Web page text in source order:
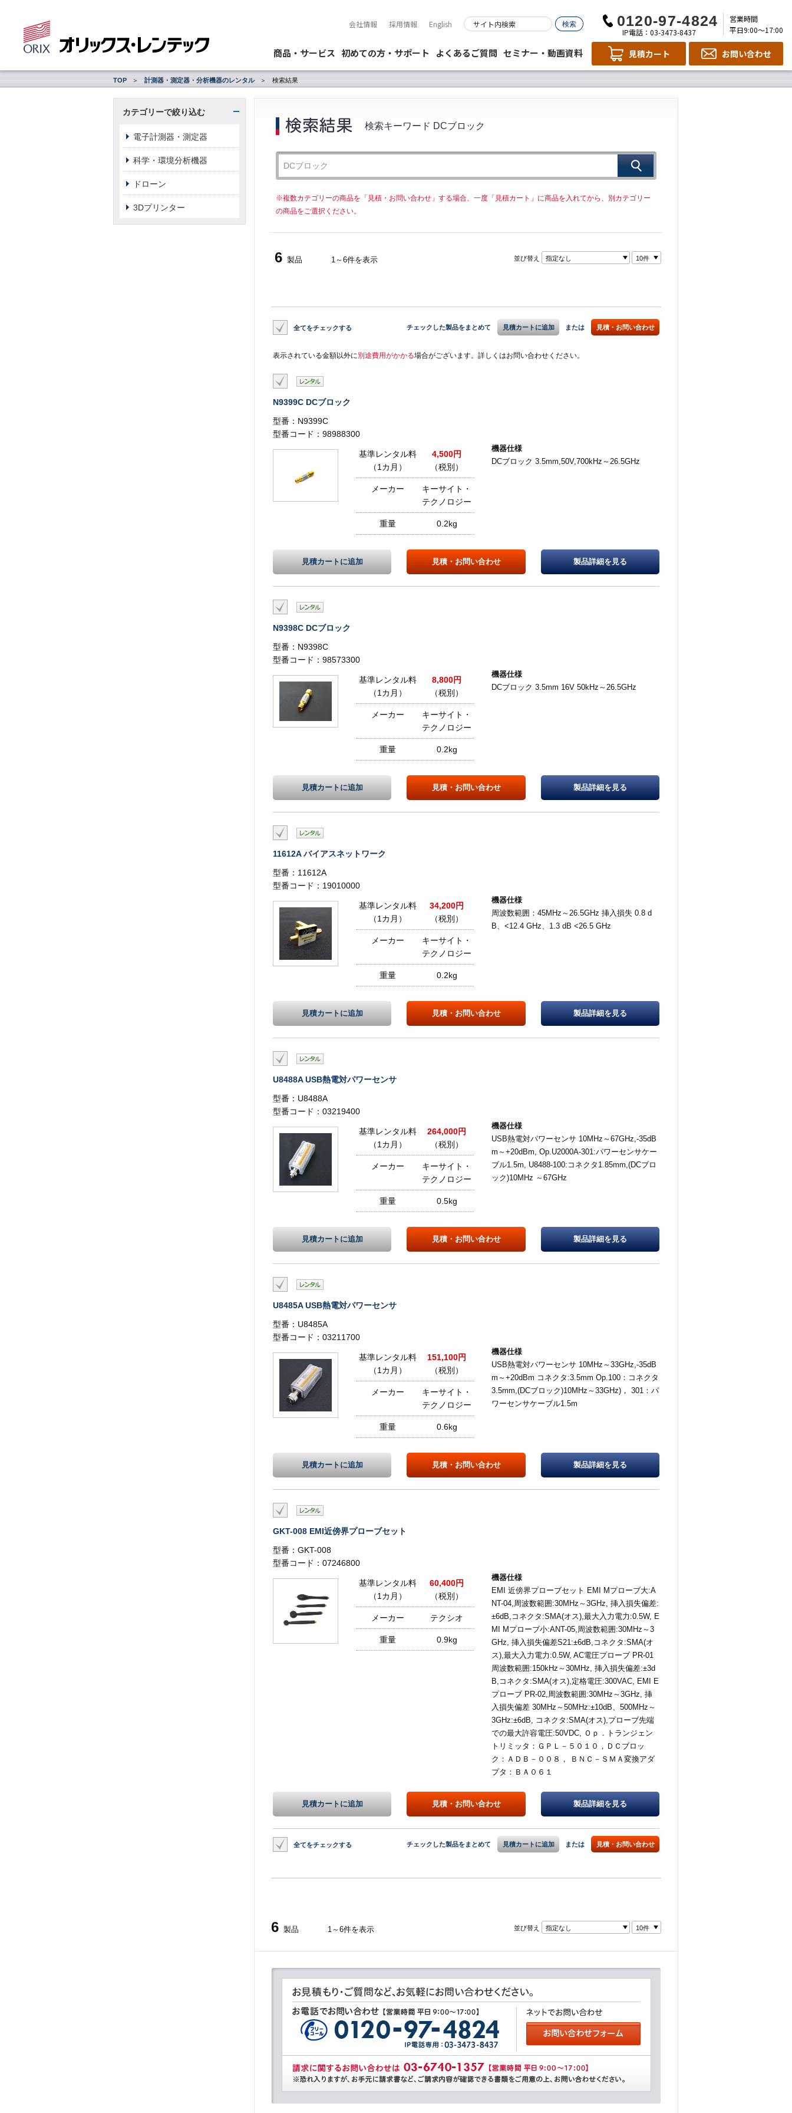
会社情報 採用情報 English
IP電話：03-3473-8437
営業時間
平日9:00～17:00
商品・サービス 初めての方・サポート よくあるご質問 セミナー・動画資料 見積カート お問い合わせ
TOP 計測器・測定器・分析機器のレンタル 検索結果
検索キーワード DCブロック
※複数カテゴリーの商品を「見積・お問い合わせ」する場合、一度「見積カート」に商品を入れてから、別カテゴリー
の商品をご選択ください。
6 製品 1～6件を表示 並び替え 指定なし 10件
全てをチェックする チェックした製品をまとめて 見積カートに追加 または 見積・お問い合わせ
表示されている金額以外に別途費用がかかる場合がございます。詳しくはお問い合わせください。
N9399C DCブロック
型番：N9399C
型番コード：98988300
基準レンタル料
（1カ月）
4,500円
（税別）
メーカー
キーサイト・
テクノロジー
重量 0.2kg
機器仕様
DCブロック 3.5mm,50V,700kHz～26.5GHz
見積カートに追加 見積・ お問い合わせ 製品詳細を見る
N9398C DCブロック
型番：N9398C
型番コード：98573300
基準レンタル料
（1カ月）
8,800円
（税別）
メーカー
キーサイト・
テクノロジー
重量 0.2kg
機器仕様
DCブロック 3.5mm 16V 50kHz～26.5GHz
見積カートに追加 見積・ お問い合わせ 製品詳細を見る
11612A バイアスネットワーク
型番：11612A
型番コード：19010000
基準レンタル料
（1カ月）
34,200円
（税別）
メーカー
キーサイト・
テクノロジー
重量 0.2kg
機器仕様
周波数範囲：45MHz～26.5GHz 挿入損失 0.8 d
B、<12.4 GHz、1.3 dB <26.5 GHz
見積カートに追加 見積・ お問い合わせ 製品詳細を見る
U8488A USB熱電対パワーセンサ
型番：U8488A
型番コード：03219400
基準レンタル料
（1カ月）
264,000円
（税別）
メーカー
キーサイト・
テクノロジー
重量 0.5kg
機器仕様
USB熱電対パワーセンサ 10MHz～67GHz,-35dB
m～+20dBm, Op.U2000A-301:パワーセンサケー
ブル1.5m, U8488-100:コネクタ1.85mm,(DCブロ
ック)10MHz ～67GHz
見積カートに追加 見積・ お問い合わせ 製品詳細を見る
U8485A USB熱電対パワーセンサ
型番：U8485A
型番コード：03211700
基準レンタル料
（1カ月）
151,100円
（税別）
メーカー
キーサイト・
テクノロジー
重量 0.6kg
機器仕様
USB熱電対パワーセンサ 10MHz～33GHz,-35dB
m～+20dBm コネクタ:3.5mm Op.100：コネクタ
3.5mm,(DCブロック)10MHz～33GHz)， 301：パ
ワーセンサケーブル1.5m
見積カートに追加 見積・ お問い合わせ 製品詳細を見る
GKT-008 EMI近傍界プローブセット
型番：GKT-008
型番コード：07246800
基準レンタル料
（1カ月）
60,400円
（税別）
メーカー テクシオ
重量 0.9kg
機器仕様
EMI 近傍界プローブセット EMI Mプローブ大:A
NT-04,周波数範囲:30MHz～3GHz, 挿入損失偏差:
±6dB,コネクタ:SMA(オス),最大入力電力:0.5W, E
MI Mプローブ小:ANT-05,周波数範囲:30MHz～3
GHz, 挿入損失偏差S21:±6dB,コネクタ:SMA(オ
ス),最大入力電力:0.5W, AC電圧プローブ PR-01
周波数範囲:150kHz～30MHz, 挿入損失偏差:±3d
B,コネクタ:SMA(オス),定格電圧:300VAC, EMI E
プローブ PR-02,周波数範囲:30MHz～3GHz, 挿
入損失偏差 30MHz～50MHz:±10dB、500MHz～
3GHz:±6dB, コネクタ:SMA(オス),プローブ先端
での最大許容電圧:50VDC, Ｏｐ．トランジェン
トリミッタ：ＧＰＬ－５０１０，ＤＣブロッ
ク：ＡＤＢ－００８， ＢＮＣ－ＳＭＡ変換アダ
プタ：ＢＡ０６１
見積カートに追加 見積・ お問い合わせ 製品詳細を見る
全てをチェックする チェックした製品をまとめて 見積カートに追加 または 見積・お問い合わせ
6 製品 1～6件を表示 並び替え 指定なし 10件
カテゴリーで絞り込む
電子計測器・測定器
科学・環境分析機器
ドローン
3Dプリンター